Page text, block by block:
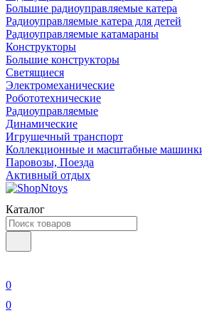
Большие радиоуправляемые катера
Радиоуправляемые катера для детей
Радиоуправляемые катамараны
Конструкторы
Большие конструкторы
Светящиеся
Электромеханические
Робототехнические
Радиоуправляемые
Динамические
Игрушечный транспорт
Коллекционные и масштабные
Паровозы, Поезда
Активный отдых
Каталог
0
0